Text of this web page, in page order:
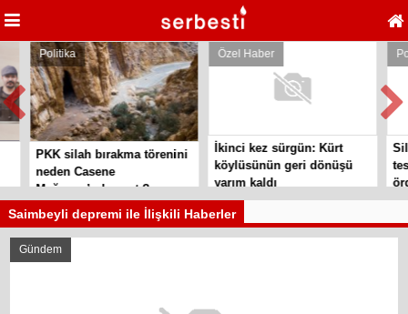
Politika
PKK silah bırakma törenini
neden Casene
Mağarası’nda yaptı?
Özel Haber
İkinci kez sürgün: Kürt
köylüsünün geri dönüşü
yarım kaldı
Saimbeyli depremi ile İlişkili Haberler
Gündem